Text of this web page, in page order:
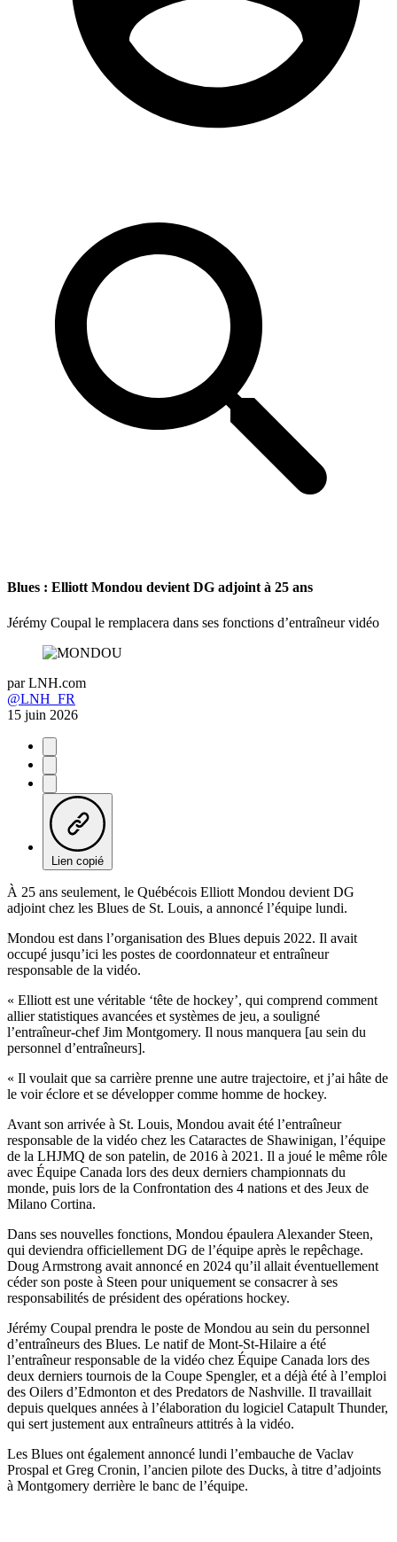
Blues : Elliott Mondou devient DG adjoint à 25 ans
Jérémy Coupal le remplacera dans ses fonctions d’entraîneur vidéo
par LNH.com
@LNH_FR
15 juin 2026
Lien copié
À 25 ans seulement, le Québécois Elliott Mondou devient DG
adjoint chez les Blues de St. Louis, a annoncé l’équipe lundi.
Mondou est dans l’organisation des Blues depuis 2022. Il avait
occupé jusqu’ici les postes de coordonnateur et entraîneur
responsable de la vidéo.
« Elliott est une véritable ‘tête de hockey’, qui comprend comment
allier statistiques avancées et systèmes de jeu, a souligné
l’entraîneur-chef Jim Montgomery. Il nous manquera [au sein du
personnel d’entraîneurs].
« Il voulait que sa carrière prenne une autre trajectoire, et j’ai hâte de
le voir éclore et se développer comme homme de hockey.
Avant son arrivée à St. Louis, Mondou avait été l’entraîneur
responsable de la vidéo chez les Cataractes de Shawinigan, l’équipe
de la LHJMQ de son patelin, de 2016 à 2021. Il a joué le même rôle
avec Équipe Canada lors des deux derniers championnats du
monde, puis lors de la Confrontation des 4 nations et des Jeux de
Milano Cortina.
Dans ses nouvelles fonctions, Mondou épaulera Alexander Steen,
qui deviendra officiellement DG de l’équipe après le repêchage.
Doug Armstrong avait annoncé en 2024 qu’il allait éventuellement
céder son poste à Steen pour uniquement se consacrer à ses
responsabilités de président des opérations hockey.
Jérémy Coupal prendra le poste de Mondou au sein du personnel
d’entraîneurs des Blues. Le natif de Mont-St-Hilaire a été
l’entraîneur responsable de la vidéo chez Équipe Canada lors des
deux derniers tournois de la Coupe Spengler, et a déjà été à l’emploi
des Oilers d’Edmonton et des Predators de Nashville. Il travaillait
depuis quelques années à l’élaboration du logiciel Catapult Thunder,
qui sert justement aux entraîneurs attitrés à la vidéo.
Les Blues ont également annoncé lundi l’embauche de Vaclav
Prospal et Greg Cronin, l’ancien pilote des Ducks, à titre d’adjoints
à Montgomery derrière le banc de l’équipe.